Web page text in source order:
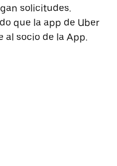
solicitudes.
que la app de Uber
al socio de la App.